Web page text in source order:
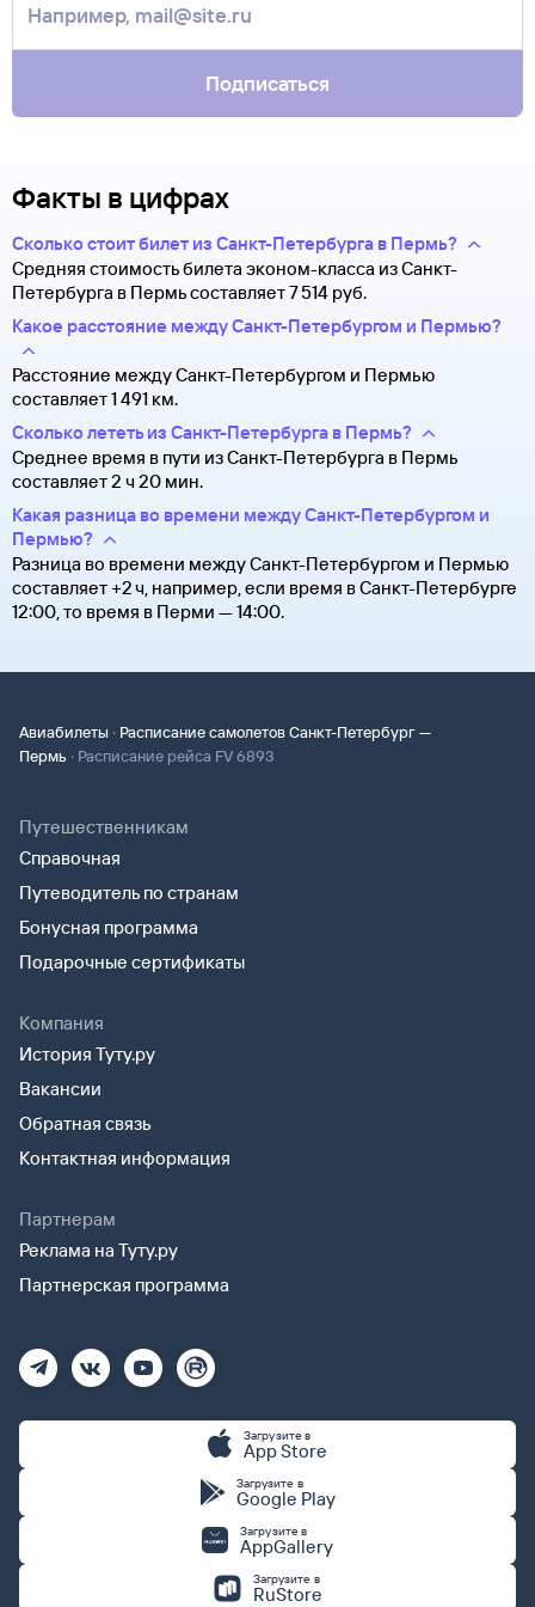
за границей, хотя для посадки в самолет вам понадобится
только паспорт.
билет. Вы можете связаться с ним напрямую.
Подписаться
Факты в цифрах
Сколько стоит билет из Санкт-Петербурга в Пермь?
Средняя стоимость билета эконом-класса из Санкт-
Петербурга в Пермь составляет 7 ⁠514 руб.
Какое расстояние между Санкт-Петербургом и Пермью?
Расстояние между Санкт-Петербургом и Пермью
составляет 1 491 км.
Сколько лететь из Санкт-Петербурга в Пермь?
Среднее время в пути из Санкт-Петербурга в Пермь
составляет 2 ч 20 мин.
Какая разница во времени между Санкт-Петербургом и
Пермью?
Разница во времени между Санкт-Петербургом и Пермью
составляет +2 ч, например, если время в Санкт-Петербурге
12:00, то время в Перми — 14:00.
Авиабилеты · Расписание самолетов Санкт-Петербург —
Пермь · Расписание рейса FV 6893
Путешественникам
Справочная
Путеводитель по странам
Бонусная программа
Подарочные сертификаты
Компания
История Туту.ру
Вакансии
Обратная связь
Контактная информация
Партнерам
Реклама на Туту.ру
Партнерская программа
Загрузите в
App Store
Загрузите в
Google Play
Загрузите в
AppGallery
Загрузите в
RuStore